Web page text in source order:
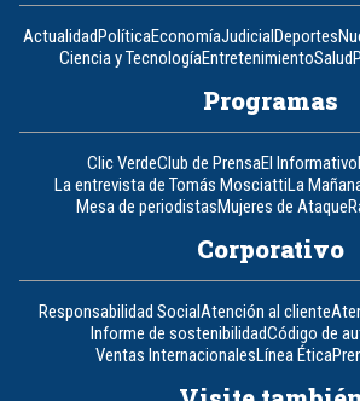
ActualidadPolíticaEconomíaJudicialDeportes
Ciencia y TecnologíaEntretenimientoSalud
Programas
Clic VerdeClub de PrensaEl Informativo
La entrevista de Tomás MosciattiLa
Mesa de periodistasMujeres de Ataque
Corporativo
Responsabilidad SocialAtención al cliente
Informe de sostenibilidadCódigo de
Ventas InternacionalesLínea Ética